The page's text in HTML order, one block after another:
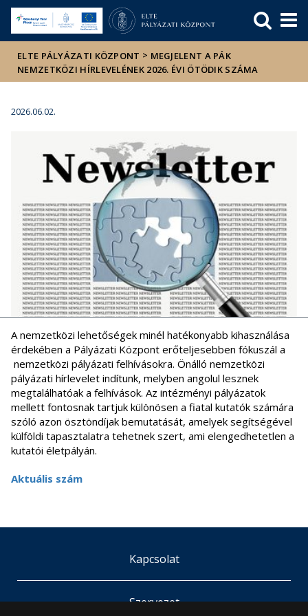
Hírek
Események
ELTE a
sajtóban
ELTE PÁLYÁZATI KÖZPONT > MEGJELENT A PÁK
NEMZETKÖZI HÍRLEVELÉNEK 2026. ÉVI ÖTÖDIK SZÁMA
2026.06.02.
A nemzetközi lehetőségek minél hatékonyabb kihasználása
érdekében a Pályázati Központ erőteljesebben fókuszál a
nemzetközi pályázati felhívásokra. Önálló nemzetközi
pályázati hírlevelet indítunk, melyben angolul lesznek
megtalálhatóak a felhívások. Az intézményi pályázatok
mellett fontosnak tartjuk különösen a fiatal kutatók számára
szóló azon ösztöndíjak bemutatását, amelyek segítségével
külföldi tapasztalatra tehetnek szert, ami elengedhetetlen a
kutatói életpályán.
Aktuális szám
Kapcsolat
Szervezet